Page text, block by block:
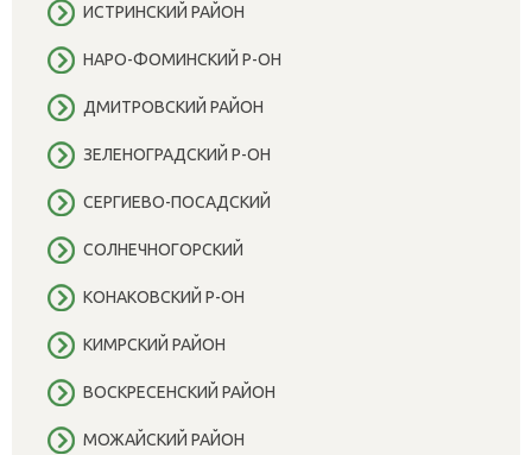
ИСТРИНСКИЙ РАЙОН
НАРО-ФОМИНСКИЙ Р-ОН
ДМИТРОВСКИЙ РАЙОН
ЗЕЛЕНОГРАДСКИЙ Р-ОН
СЕРГИЕВО-ПОСАДСКИЙ
СОЛНЕЧНОГОРСКИЙ
КОНАКОВСКИЙ Р-ОН
КИМРСКИЙ РАЙОН
ВОСКРЕСЕНСКИЙ РАЙОН
МОЖАЙСКИЙ РАЙОН